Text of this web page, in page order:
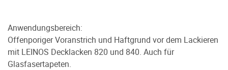
Anwendungsbereich:
Offenporiger Voranstrich und Haftgrund vor dem Lackieren
mit LEINOS Decklacken 820 und 840. Auch für
Glasfasertapeten.